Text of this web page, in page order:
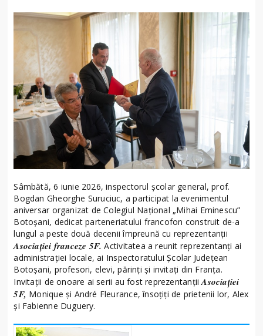
Sâmbătă, 6 iunie 2026, inspectorul școlar general, prof.
Bogdan Gheorghe Suruciuc, a participat la evenimentul
aniversar organizat de Colegiul Național „Mihai Eminescu”
Botoșani, dedicat parteneriatului francofon construit de-a
lungul a peste două decenii împreună cu reprezentanții
Asociației franceze 5F. Activitatea a reunit reprezentanți ai
administrației locale, ai Inspectoratului Școlar Județean
Botoșani, profesori, elevi, părinți și invitați din Franța.
Invitații de onoare ai serii au fost reprezentanțiiAsociației
5F, Monique și André Fleurance, însoțiți de prietenii lor, Alex
și Fabienne Duguery.